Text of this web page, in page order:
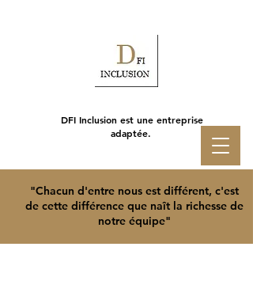
"Chacun d'entre nous est différent, c'est
de cette différence que naît la richesse de
notre équipe"
DFI Inclusion est une entreprise
adaptée.